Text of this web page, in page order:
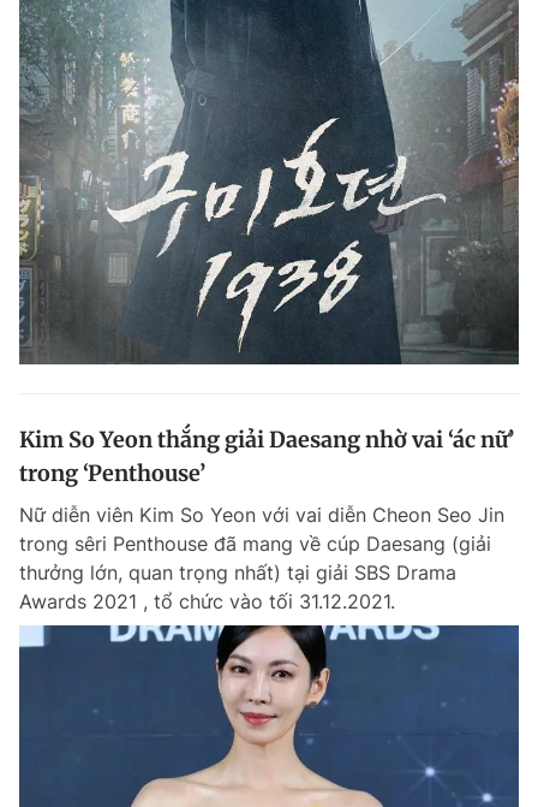
Kim So Yeon thắng giải Daesang nhờ vai ‘ác nữ’
trong ‘Penthouse’
Nữ diễn viên Kim So Yeon với vai diễn Cheon Seo Jin
trong sêri Penthouse đã mang về cúp Daesang (giải
thưởng lớn, quan trọng nhất) tại giải SBS Drama
Awards 2021 , tổ chức vào tối 31.12.2021.